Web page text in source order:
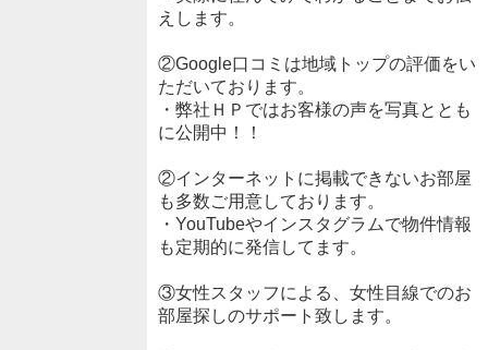
えします。
②Google口コミは地域トップの評価をい
ただいております。
・弊社ＨＰではお客様の声を写真ととも
に公開中！！
②インターネットに掲載できないお部屋
も多数ご用意しております。
・YouTubeやインスタグラムで物件情報
も定期的に発信してます。
③女性スタッフによる、女性目線でのお
部屋探しのサポート致します。